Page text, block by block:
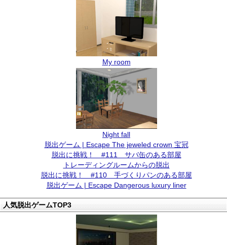
My room
Night fall
脱出ゲーム | Escape The jeweled crown 宝冠
脱出に挑戦！ #111 サバ缶のある部屋
トレーディングルームからの脱出
脱出に挑戦！ #110 手づくりパンのある部屋
脱出ゲーム | Escape Dangerous luxury liner
人気脱出ゲームTOP3